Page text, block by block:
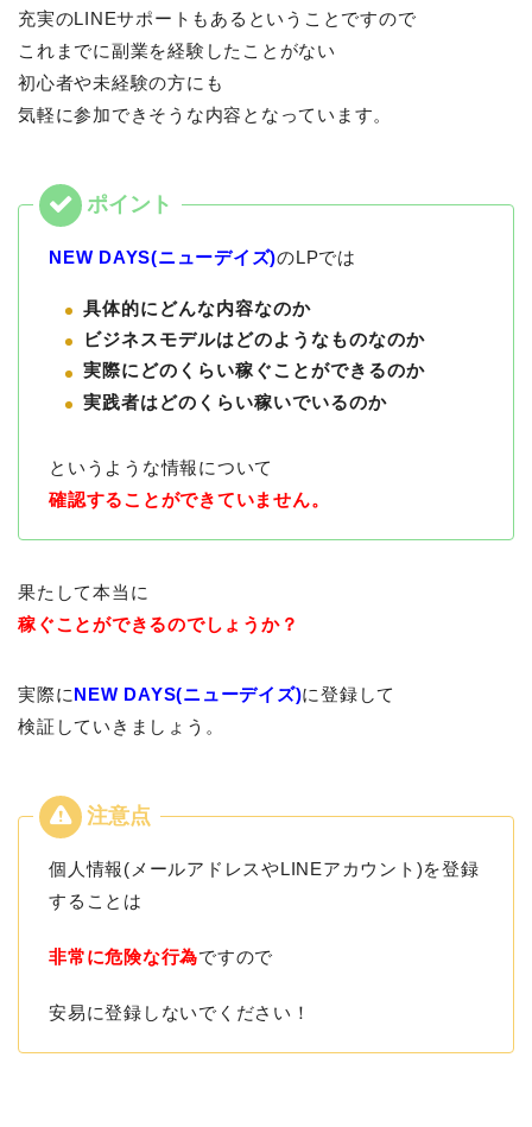
充実のLINEサポートもあるということですので
これまでに副業を経験したことがない
初心者や未経験の方にも
気軽に参加できそうな内容となっています。
NEW DAYS(ニューデイズ)のLPでは
具体的にどんな内容なのか
ビジネスモデルはどのようなものなのか
実際にどのくらい稼ぐことができるのか
実践者はどのくらい稼いでいるのか
というような情報について
確認することができていません。
果たして本当に
稼ぐことができるのでしょうか？
実際にNEW DAYS(ニューデイズ)に登録して
検証していきましょう。
個人情報(メールアドレスやLINEアカウント)を登録
することは
非常に危険な行為ですので
安易に登録しないでください！